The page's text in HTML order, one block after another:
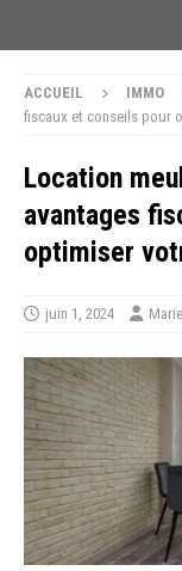
ACCUEIL IMMO
fiscaux et conseils pour
Location
avantages
optimiser
juin 1, 2024